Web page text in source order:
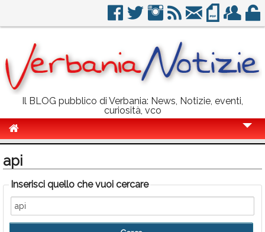
Il BLOG pubblico di Verbania: News, Notizie, eventi,
curiosità, vco
Politica
Sport
Eventi
api
Inserisci quello che vuoi cercare